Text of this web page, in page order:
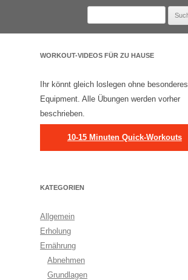
Suchen
WORKOUT-VIDEOS FÜR ZU HAUSE
Ihr könnt gleich loslegen ohne besonderes
Equipment. Alle Übungen werden vorher
beschrieben.
10-15 Minuten Quick-Workouts
KATEGORIEN
Allgemein
Erholung
Ernährung
Abnehmen
Grundlagen